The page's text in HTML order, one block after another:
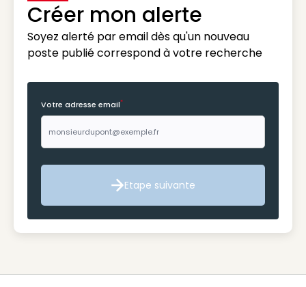
Créer mon alerte
Soyez alerté par email dès qu'un nouveau
poste publié correspond à votre recherche
Votre adresse email*
Etape suivante
Etape suivante